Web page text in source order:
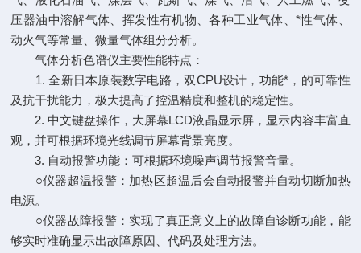
压器油中溶解气体、挥发性有机物、各种工业气体、*性气体、
动火气等常量、微量气体组分分析。
气体分析色谱仪主要性能特点：
1. 全新日本原装数字电路，双CPU设计，功能*，的可靠性
及抗干扰能力，极大提高了控温精度和整机的稳定性。
2. 中文键盘操作，大屏幕LCD液晶显示屏，显示内容丰富直
观，并可根据环境光线调节屏幕背景亮度。
3. 自动报警功能：可根据环境噪声调节报警音量。
○仪器超温报警：加热区超温后会自动报警并自动切断加热
电源。
○仪器故障报警：实现了真正意义上的故障自诊断功能，能
够实时准确显示出故障原因、代码及处理方法。